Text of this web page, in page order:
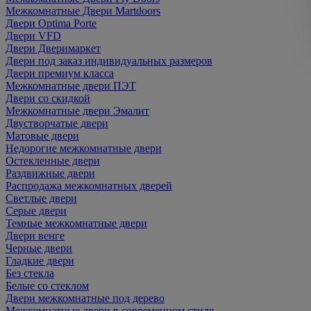
Межкомнатные Двери Martdoors
Двери Optima Porte
Двери VFD
Двери Дверимаркет
Двери под заказ индивидуальных размеров
Двери премиум класса
Межкомнатные двери ПЭТ
Двери со скидкой
Межкомнатные двери Эмалит
Двустворчатые двери
Матовые двери
Недорогие межкомнатные двери
Остекленные двери
Раздвижные двери
Распродажа межкомнатных дверей
Светлые двери
Серые двери
Темные межкомнатные двери
Двери венге
Черные двери
Гладкие двери
Без стекла
Белые со стеклом
Двери межкомнатные под дерево